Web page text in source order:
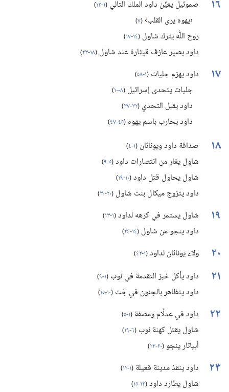
١٦ صموئيل يعيِّن داود الملك التالي (‏١-‏١٣ )‏
‹يهوه يرى القلب›(‏٧)‏
روح اللّٰه يترك شاول (‏١٤-‏١٧ )‏
داود يصير عازف قيثارة عند شاول (‏١٨-‏٢٣ )‏
١٧ داود يهزم جليات (‏١-‏٥٨ )‏
جليات يتحدى إسرائيل (‏٨-‏١٠ )‏
داود يقبل التحدي (‏٣٢-‏٣٧ )‏
داود يحارب باسم يهوه (‏٤٥-‏٤٧ )‏
١٨ صداقة داود ويوناثان (‏١-‏٤ )‏
شاول يغار من انتصارات داود(‏٥-‏٩ )‏
شاول يحاول قتل داود(‏١٠-‏١٩ )‏
داود يتزوج ميكال بنت شاول (‏٢٠-‏٣٠ )‏
١٩ شاول يستمر في كرهه لداود(‏١-‏١٣ )‏
داود ينجو من شاول (‏١٤-‏٢٤ )‏
٢٠ ولاء يوناثان لداود(‏١-‏٤٢ )‏
٢١ داود يأكل خبز التقدمة في نوب (‏١-‏٩ )‏
داود يتظاهر بالجنون في جَت (‏١٠-‏١٥ )‏
٢٢ داود في عدلَّام ومصفة (‏١-‏٥ )‏
شاول يقتل كهنة نوب (‏٦-‏١٩ )‏
أبياثار ينجو(‏٢٠-‏٢٣ )‏
٢٣ داود ينقذ مدينة قعيلة (‏١-‏١٢ )‏
شاول يطارد داود(‏١٣-‏١٥ )‏